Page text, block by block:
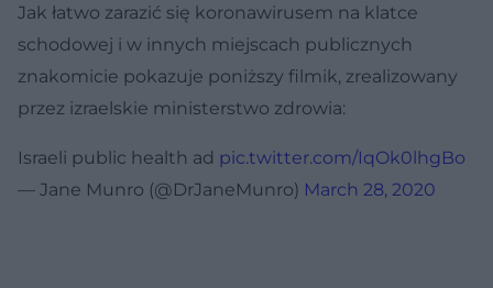
Jak łatwo zarazić się koronawirusem na klatce
schodowej i w innych miejscach publicznych
znakomicie pokazuje poniższy filmik, zrealizowany
przez izraelskie ministerstwo zdrowia:
Israeli public health ad pic.twitter.com/IqOk0lhgBo
— Jane Munro (@DrJaneMunro) March 28, 2020